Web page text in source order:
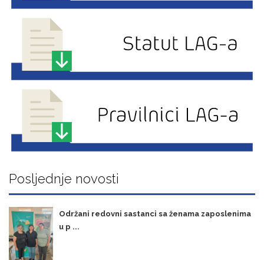
Posljednje novosti
Održani redovni sastanci sa ženama zaposlenima
u p ...